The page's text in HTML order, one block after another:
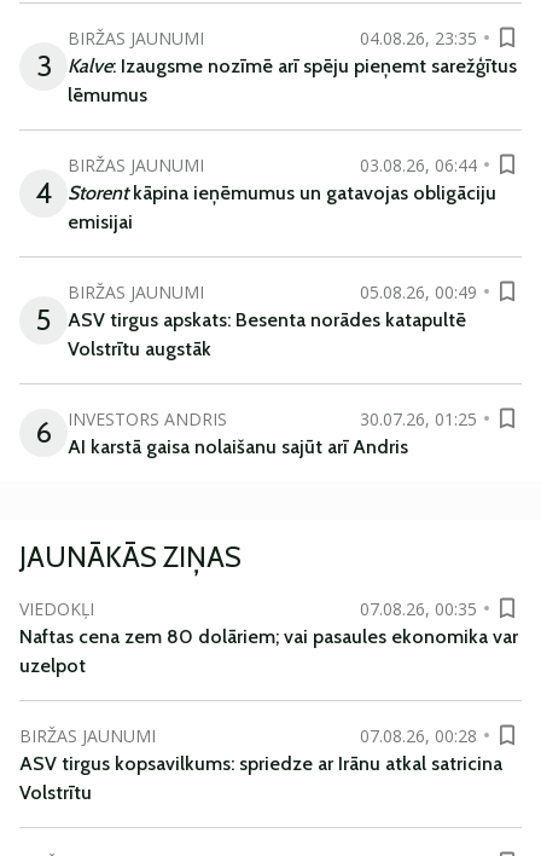
3
BIRŽAS JAUNUMI
04.08.26, 23:35
Kalve: Izaugsme nozīmē arī spēju pieņemt sarežģītus
lēmumus
4
BIRŽAS JAUNUMI
03.08.26, 06:44
Storentkāpina ieņēmumus un gatavojas obligāciju
emisijai
5
BIRŽAS JAUNUMI
05.08.26, 00:49
ASV tirgus apskats: Besenta norādes katapultē
Volstrītu augstāk
6 INVESTORS ANDRIS
30.07.26, 01:25
AI karstā gaisa nolaišanu sajūt arī Andris
JAUNĀKĀS ZIŅAS
VIEDOKĻI
07.08.26, 00:35
Naftas cena zem 80 dolāriem; vai pasaules ekonomika var
uzelpot
BIRŽAS JAUNUMI
07.08.26, 00:28
ASV tirgus kopsavilkums: spriedze ar Irānu atkal satricina
Volstrītu